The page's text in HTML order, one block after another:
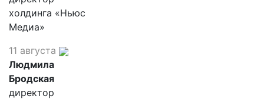
холдинга «Ньюс
Медиа»
11 августа
Людмила
Бродская
директор